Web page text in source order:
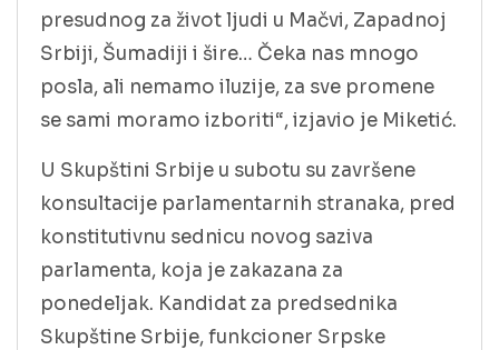
presudnog za život ljudi u Mačvi, Zapadnoj
Srbiji, Šumadiji i šire… Čeka nas mnogo
posla, ali nemamo iluzije, za sve promene
se sami moramo izboriti“, izjavio je Miketić.
U Skupštini Srbije u subotu su završene
konsultacije parlamentarnih stranaka, pred
konstitutivnu sednicu novog saziva
parlamenta, koja je zakazana za
ponedeljak. Kandidat za predsednika
Skupštine Srbije, funkcioner Srpske